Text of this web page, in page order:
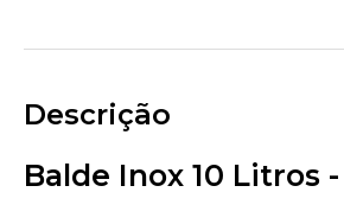
Descrição
Balde Inox 10 Litros